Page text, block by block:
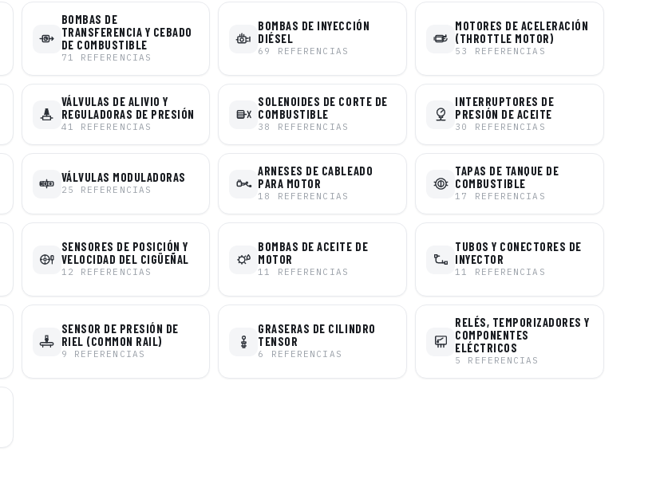
BOMBAS DE
TRANSFERENCIA Y CEBADO
DE COMBUSTIBLE
71 REFERENCIAS
BOMBAS DE INYECCIÓN
DIÉSEL
69 REFERENCIAS
MOTORES DE ACELERACIÓN
(THROTTLE MOTOR)
53 REFERENCIAS
VÁLVULAS DE ALIVIO Y
REGULADORAS DE PRESIÓN
41 REFERENCIAS
SOLENOIDES DE CORTE DE
COMBUSTIBLE
38 REFERENCIAS
INTERRUPTORES DE
PRESIÓN DE ACEITE
30 REFERENCIAS
VÁLVULAS MODULADORAS
25 REFERENCIAS
ARNESES DE CABLEADO
PARA MOTOR
18 REFERENCIAS
TAPAS DE TANQUE DE
COMBUSTIBLE
17 REFERENCIAS
SENSORES DE POSICIÓN Y
VELOCIDAD DEL CIGÜEÑAL
12 REFERENCIAS
BOMBAS DE ACEITE DE
MOTOR
11 REFERENCIAS
TUBOS Y CONECTORES DE
INYECTOR
11 REFERENCIAS
SENSOR DE PRESIÓN DE
RIEL (COMMON RAIL)
9 REFERENCIAS
GRASERAS DE CILINDRO
TENSOR
6 REFERENCIAS
RELÉS, TEMPORIZADORES Y
COMPONENTES
ELÉCTRICOS
5 REFERENCIAS